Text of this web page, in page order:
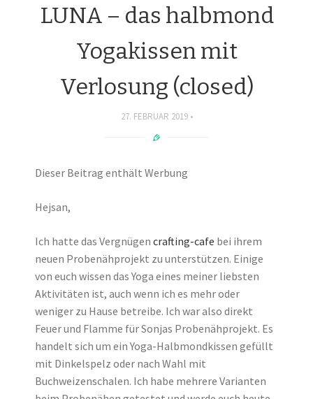
LUNA – das halbmond
Yogakissen mit
Verlosung (closed)
27. FEBRUAR 2019
Dieser Beitrag enthält Werbung
Hejsan,
Ich hatte das Vergnügen crafting-cafe bei ihrem
neuen Probenähprojekt zu unterstützen. Einige
von euch wissen das Yoga eines meiner liebsten
Aktivitäten ist, auch wenn ich es mehr oder
weniger zu Hause betreibe. Ich war also direkt
Feuer und Flamme für Sonjas Probenähprojekt. Es
handelt sich um ein Yoga-Halbmondkissen gefüllt
mit Dinkelspelz oder nach Wahl mit
Buchweizenschalen. Ich habe mehrere Varianten